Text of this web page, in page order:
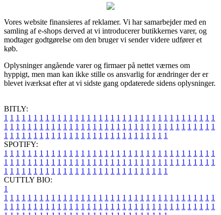
Vores website finansieres af reklamer. Vi har samarbejder med en
samling af e-shops derved at vi introducerer butikkernes varer, og
modtager godtgørelse om den bruger vi sender videre udfører et
køb.
Oplysninger angående varer og firmaer på nettet værnes om
hyppigt, men man kan ikke stille os ansvarlig for ændringer der er
blevet iværksat efter at vi sidste gang opdaterede sidens oplysninger.
BITLY:
1 1 1 1 1 1 1 1 1 1 1 1 1 1 1 1 1 1 1 1 1 1 1 1 1 1 1 1 1 1 1 1 1 1 1 1
1 1 1 1 1 1 1 1 1 1 1 1 1 1 1 1 1 1 1 1 1 1 1 1 1 1 1 1 1 1 1 1 1 1 1 1
1 1 1 1 1 1 1 1 1 1 1 1 1 1 1 1 1 1 1 1 1 1 1 1 1 1 1 1
SPOTIFY:
1 1 1 1 1 1 1 1 1 1 1 1 1 1 1 1 1 1 1 1 1 1 1 1 1 1 1 1 1 1 1 1 1 1 1 1
1 1 1 1 1 1 1 1 1 1 1 1 1 1 1 1 1 1 1 1 1 1 1 1 1 1 1 1 1 1 1 1 1 1 1 1
1 1 1 1 1 1 1 1 1 1 1 1 1 1 1 1 1 1 1 1 1 1 1 1 1 1 1 1
CUTTLY BIO:
1
1 1 1 1 1 1 1 1 1 1 1 1 1 1 1 1 1 1 1 1 1 1 1 1 1 1 1 1 1 1 1 1 1 1 1 1
1 1 1 1 1 1 1 1 1 1 1 1 1 1 1 1 1 1 1 1 1 1 1 1 1 1 1 1 1 1 1 1 1 1 1 1